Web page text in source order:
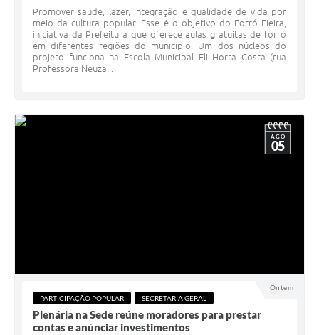
Promover saúde, lazer, integração e qualidade de vida por
meio da cultura popular. Esse é o objetivo do Forró Fieira,
iniciativa da Prefeitura que oferece aulas gratuitas de forró
em diferentes regiões do município. Um dos núcleos do
projeto funciona na Escola Municipal Eli Horta Costa (rua
Professora Neuza...
Ontem
AGO
05
PARTICIPAÇÃO POPULAR SECRETARIA GERAL
Plenária na Sede reúne moradores para prestar
contas e anúnciar investimentos